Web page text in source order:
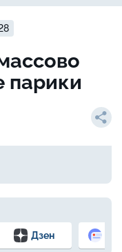
парики
Дзен